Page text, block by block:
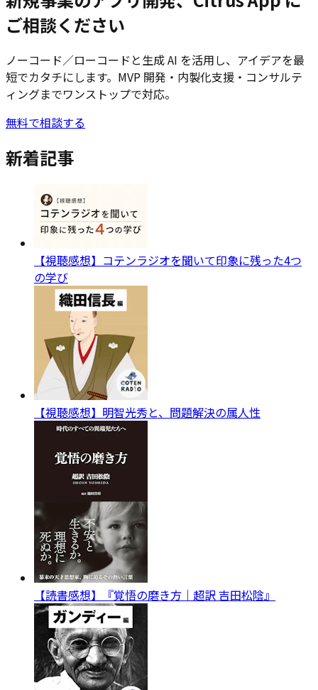
ご相談ください
ノーコード／ローコードと生成 AI を活用し、アイデアを最
短でカタチにします。MVP 開発・内製化支援・コンサルテ
ィングまでワンストップで対応。
無料で相談する
新着記事
【視聴感想】コテンラジオを聞いて印象に残った4つ
の学び
【視聴感想】明智光秀と、問題解決の属人性
【読書感想】『覚悟の磨き方｜超訳 吉田松陰』